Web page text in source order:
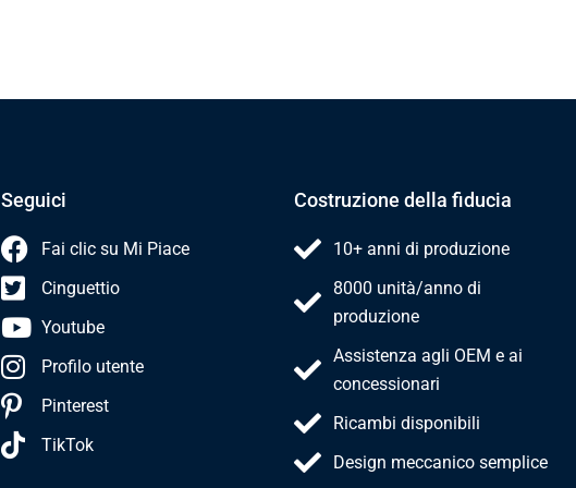
Seguici
Fai clic su Mi Piace
Cinguettio
Youtube
Profilo utente
Pinterest
TikTok
Costruzione della fiducia
10+ anni di produzione
8000 unità/anno di
produzione
Assistenza agli OEM e ai
concessionari
Ricambi disponibili
Design meccanico semplice